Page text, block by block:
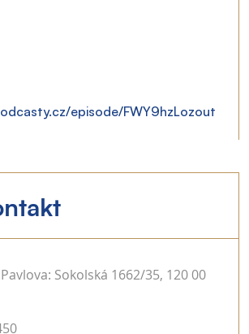
episode/FWY9hzLozout
Sokolská 1662/35, 120 00